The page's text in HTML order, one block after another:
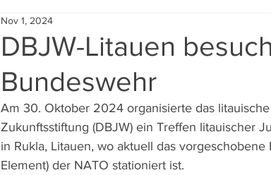
DBJW-Litauen
Bundeswehr
Nov 1, 2024
Am 30. Oktober 2024 organisierte das
Zukunftsstiftung (DBJW) ein Treffen litauischer
in Rukla, Litauen, wo aktuell das
Element) der NATO stationiert ist.